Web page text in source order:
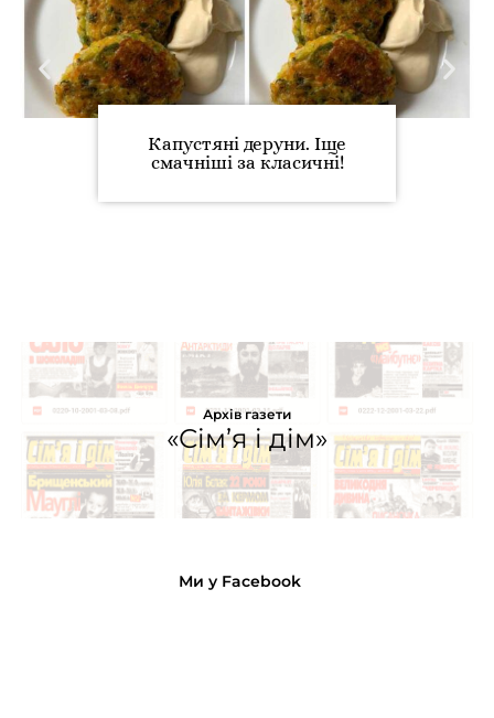
Капустяні деруни. Іще
смачніші за класичні!
Архів газети
«Сім’я і дім»
Ми у Facebook